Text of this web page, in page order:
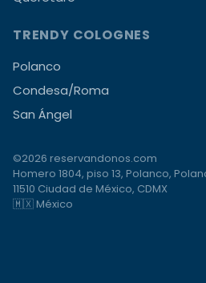
TRENDY COLOGNES
Polanco
Condesa/Roma
San Ángel
©2026 reservandonos.com
Homero 1804, piso 13, Polanco,
11510 Ciudad de México, CDMX
🇲🇽 México